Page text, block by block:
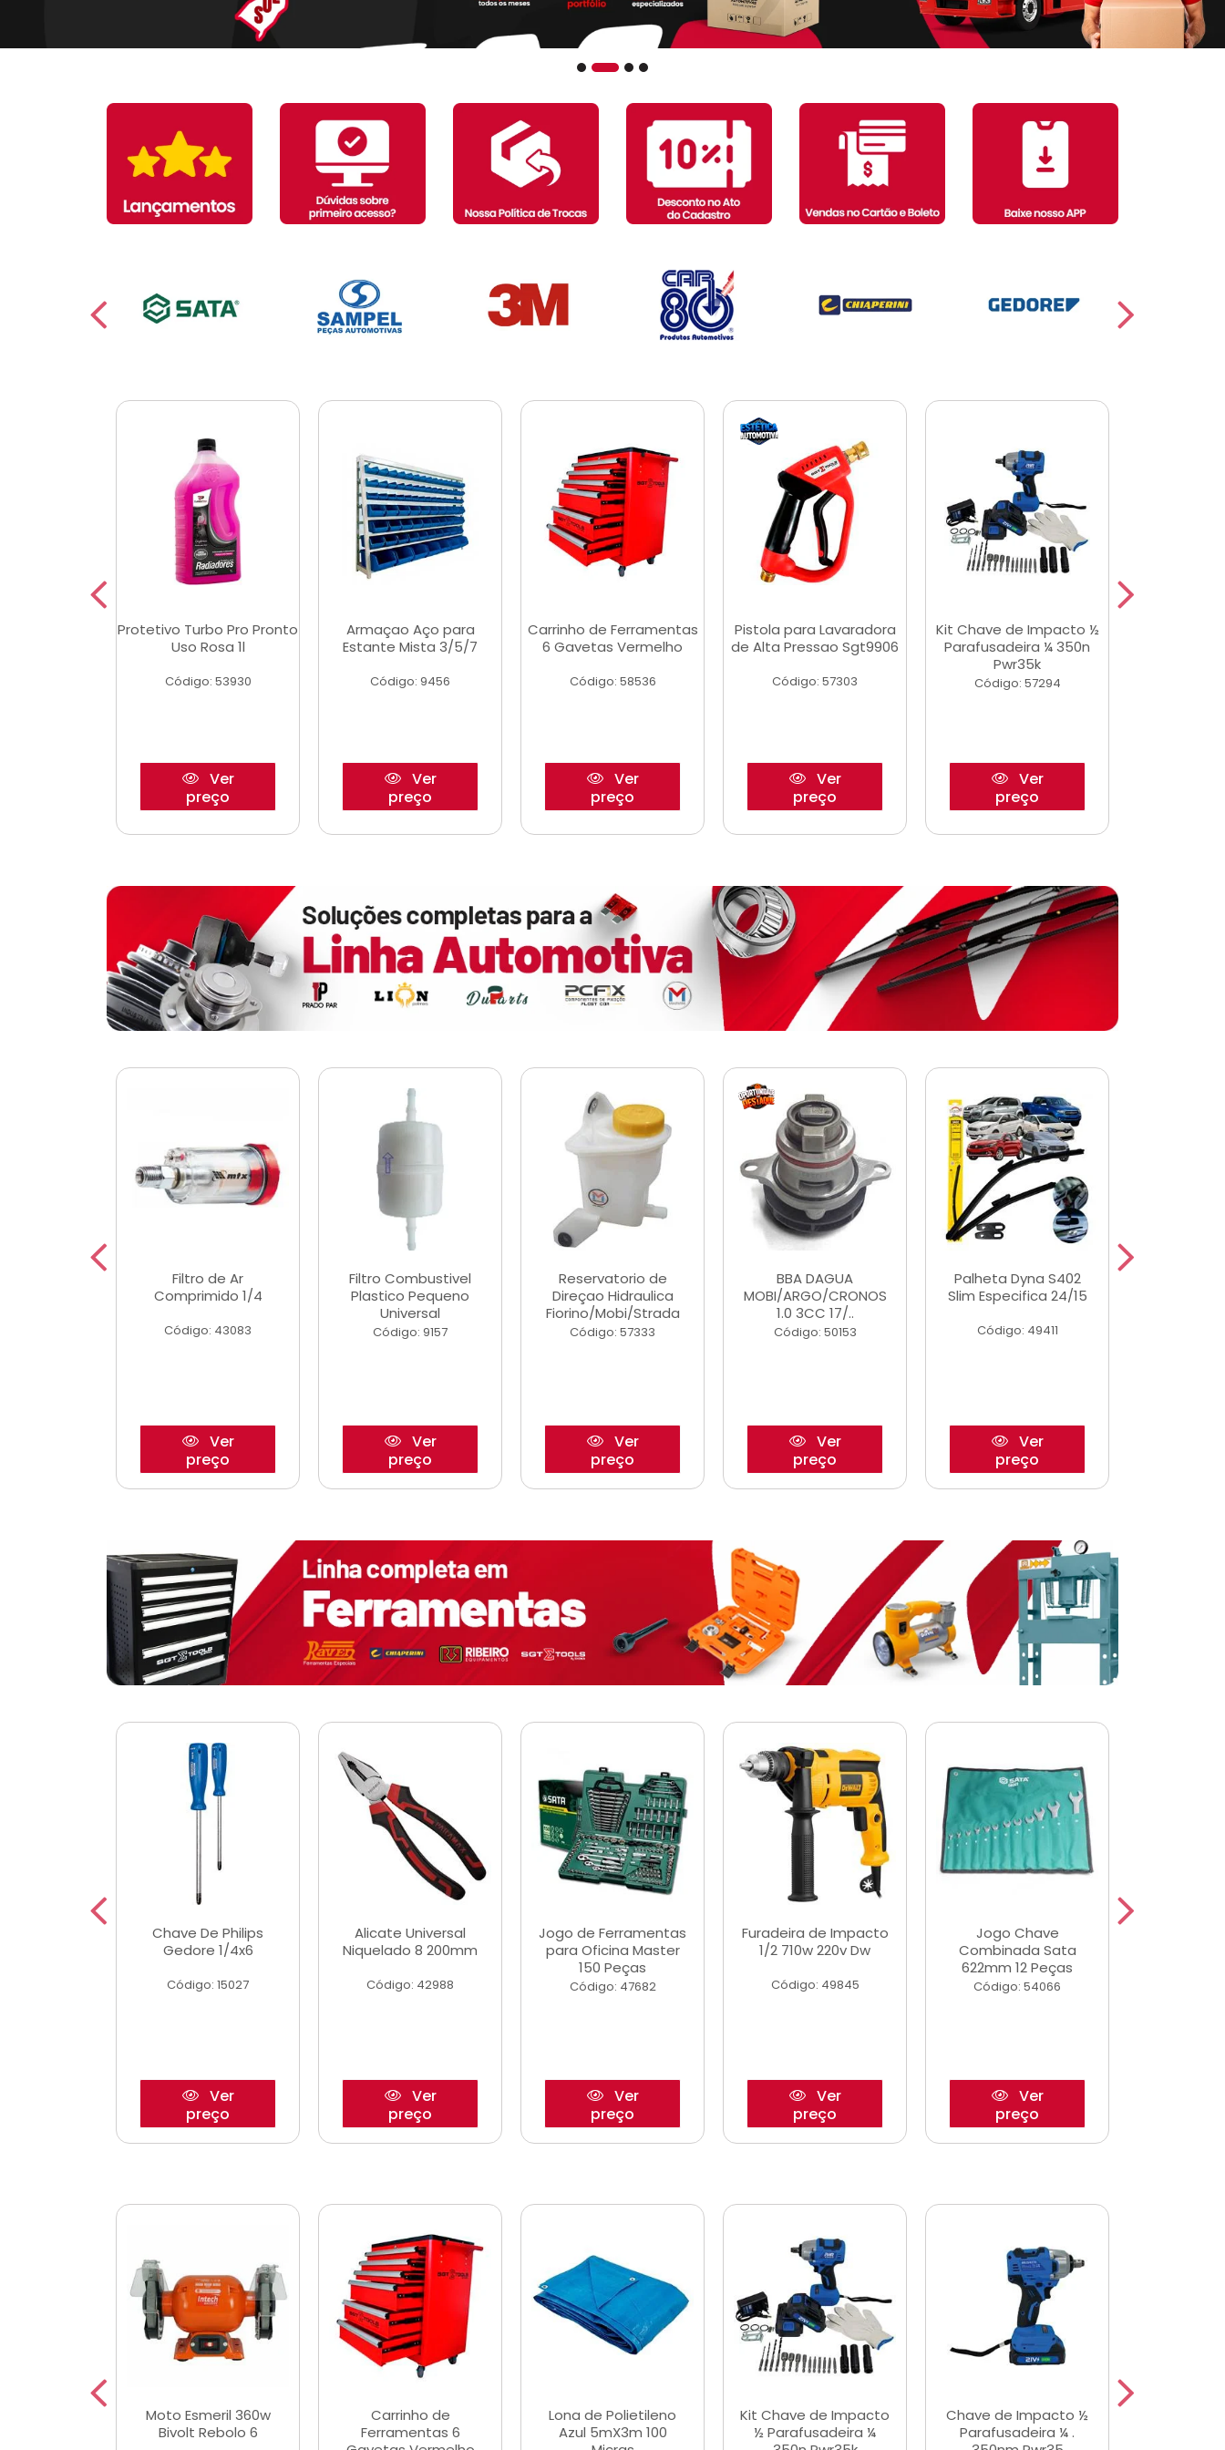
Protetivo Turbo Pro Pronto
Uso Rosa 1l
Código: 53930
Ver
preço
Armaçao Aço para
Estante Mista 3/5/7
Código: 9456
Ver
preço
Carrinho de Ferramentas
6 Gavetas Vermelho
Código: 58536
Ver
preço
Pistola para Lavaradora
de Alta Pressao Sgt9906
Código: 57303
Ver
preço
Kit Chave de Impacto ½
Parafusadeira ¼ 350n
Pwr35k
Código: 57294
Ver
preço
Filtro de Ar
Comprimido 1/4
Código: 43083
Ver
preço
Filtro Combustivel
Plastico Pequeno
Universal
Código: 9157
Ver
preço
Reservatorio de
Direçao Hidraulica
Fiorino/Mobi/Strada
Código: 57333
Ver
preço
BBA DAGUA
MOBI/ARGO/CRONOS
1.0 3CC 17/..
Código: 50153
Ver
preço
Palheta Dyna S402
Slim Especifica 24/15
Código: 49411
Ver
preço
Chave De Philips
Gedore 1/4x6
Código: 15027
Ver
preço
Alicate Universal
Niquelado 8 200mm
Código: 42988
Ver
preço
Jogo de Ferramentas
para Oficina Master
150 Peças
Código: 47682
Ver
preço
Furadeira de Impacto
1/2 710w 220v Dw
Código: 49845
Ver
preço
Jogo Chave
Combinada Sata
622mm 12 Peças
Código: 54066
Ver
preço
Moto Esmeril 360w
Bivolt Rebolo 6
Carrinho de
Ferramentas 6
Lona de Polietileno
Azul 5mX3m 100
Kit Chave de Impacto
½ Parafusadeira ¼
Chave de Impacto ½
Parafusadeira ¼ .